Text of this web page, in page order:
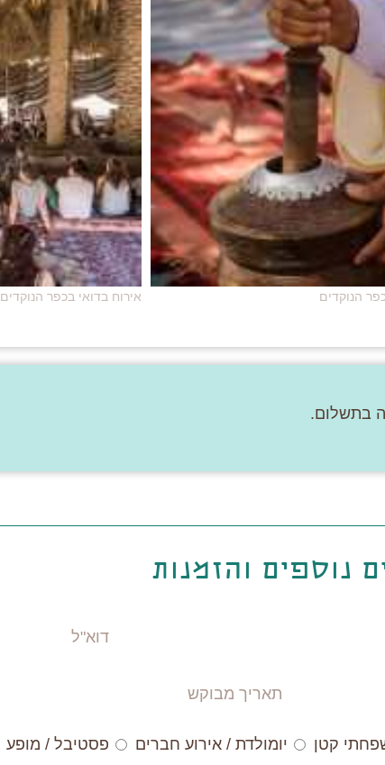
הנוקדים אירוח בדואי בכפר הנוקדים
בתשלום.
נוספים והזמנות
מבוקש
קטן יומולדת / אירוע חברים פסטיבל / מופע